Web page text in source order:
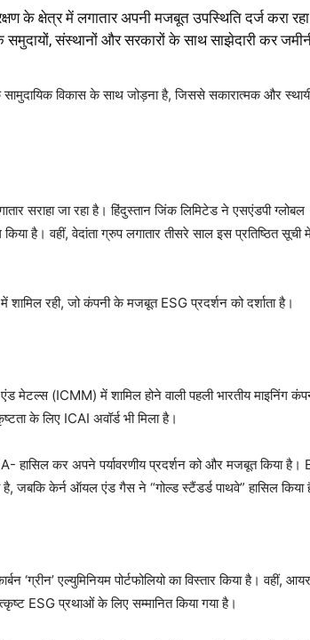
के क्षेत्र में लगातार अपनी मजबूत उपस्थिति दर्ज करा
संस्थानों और सरकारों के साथ साझेदारी कर
सामुदायिक विकास के साथ जोड़ना है, जिससे सकारात्मक और
सराहा जा रहा है। हिंदुस्तान जिंक लिमिटेड ने एसएंडपी ग्लोबल
है। वहीं, वेदांता ग्रुप लगातार तीसरे साल इस प्रतिष्ठित सूची
शामिल रही, जो कंपनी के मजबूत ESG प्रदर्शन को दर्शाता है।
मेटल्स (ICMM) में शामिल होने वाली पहली भारतीय माइनिंग
के लिए ICAI अवॉर्ड भी मिला है।
हासिल कर अपने पर्यावरणीय प्रदर्शन को और मजबूत किया है।
जबकि केर्न ऑयल एंड गैस ने “गोल्ड स्टैंडर्ड पाथवे” हासिल किया
‘ग्रीन’ एल्युमिनियम पोर्टफोलियो का विस्तार किया है। वहीं,
ESG प्रथाओं के लिए सम्मानित किया गया है।